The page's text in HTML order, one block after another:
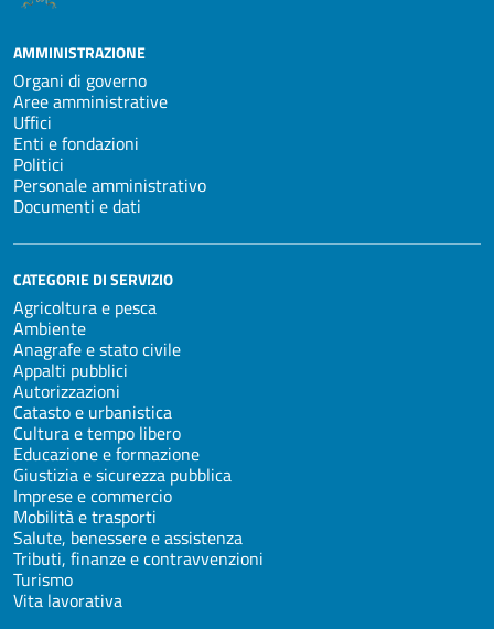
AMMINISTRAZIONE
Organi di governo
Aree amministrative
Uffici
Enti e fondazioni
Politici
Personale amministrativo
Documenti e dati
CATEGORIE DI SERVIZIO
Agricoltura e pesca
Ambiente
Anagrafe e stato civile
Appalti pubblici
Autorizzazioni
Catasto e urbanistica
Cultura e tempo libero
Educazione e formazione
Giustizia e sicurezza pubblica
Imprese e commercio
Mobilità e trasporti
Salute, benessere e assistenza
Tributi, finanze e contravvenzioni
Turismo
Vita lavorativa